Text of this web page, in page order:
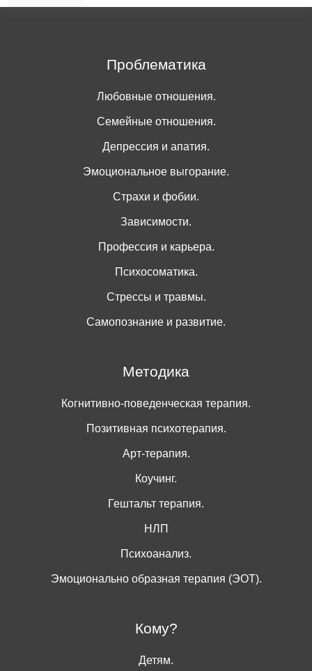
Проблематика
Любовные отношения.
Семейные отношения.
Депрессия и апатия.
Эмоциональное выгорание.
Страхи и фобии.
Зависимости.
Профессия и карьера.
Психосоматика.
Стрессы и травмы.
Самопознание и развитие.
Методика
Когнитивно-поведенческая терапия.
Позитивная психотерапия.
Арт-терапия.
Коучинг.
Гештальт терапия.
НЛП
Психоанализ.
Эмоционально образная терапия (ЭОТ).
Кому?
Детям.